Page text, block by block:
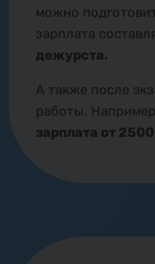
можно
зарплата
дежурста.
А также после
работы.
зарплата от